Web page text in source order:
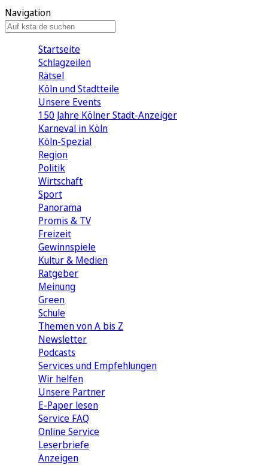
Navigation
Startseite
Schlagzeilen
Rätsel
Köln und Stadtteile
Unsere Events
150 Jahre Kölner Stadt-Anzeiger
Karneval in Köln
Köln-Spezial
Region
Politik
Wirtschaft
Sport
Panorama
Promis & TV
Freizeit
Gewinnspiele
Kultur & Medien
Ratgeber
Meinung
Green
Schule
Themen von A bis Z
Newsletter
Podcasts
Services und Empfehlungen
Wir helfen
Unsere Partner
E-Paper lesen
Service FAQ
Online Service
Leserbriefe
Anzeigen